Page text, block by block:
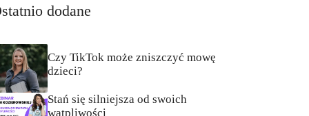
dodane
Czy TikTok może zniszczyć mowę
dzieci?
Stań się silniejsza od swoich
wątpliwości